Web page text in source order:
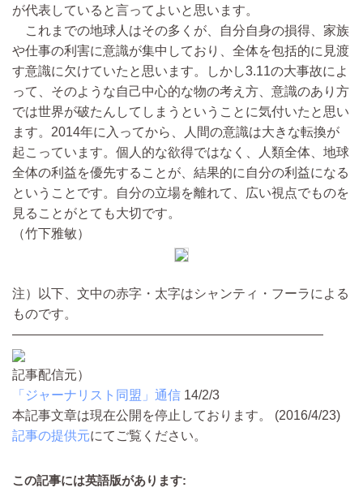
が代表していると言ってよいと思います。
これまでの地球人はその多くが、自分自身の損得、家族
や仕事の利害に意識が集中しており、全体を包括的に見渡
す意識に欠けていたと思います。しかし3.11の大事故によ
って、そのような自己中心的な物の考え方、意識のあり方
では世界が破たんしてしまうということに気付いたと思い
ます。2014年に入ってから、人間の意識は大きな転換が
起こっています。個人的な欲得ではなく、人類全体、地球
全体の利益を優先することが、結果的に自分の利益になる
ということです。自分の立場を離れて、広い視点でものを
見ることがとても大切です。
（竹下雅敏）
注）以下、文中の赤字・太字はシャンティ・フーラによる
ものです。
————————————————————————
記事配信元）
「ジャーナリスト同盟」通信 14/2/3
本記事文章は現在公開を停止しております。 (2016/4/23)
記事の提供元にてご覧ください。
この記事には英語版があります: